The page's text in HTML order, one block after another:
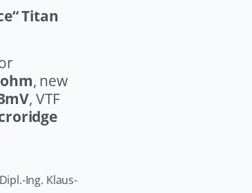
Titan
, new
, VTF
Ing. Klaus-